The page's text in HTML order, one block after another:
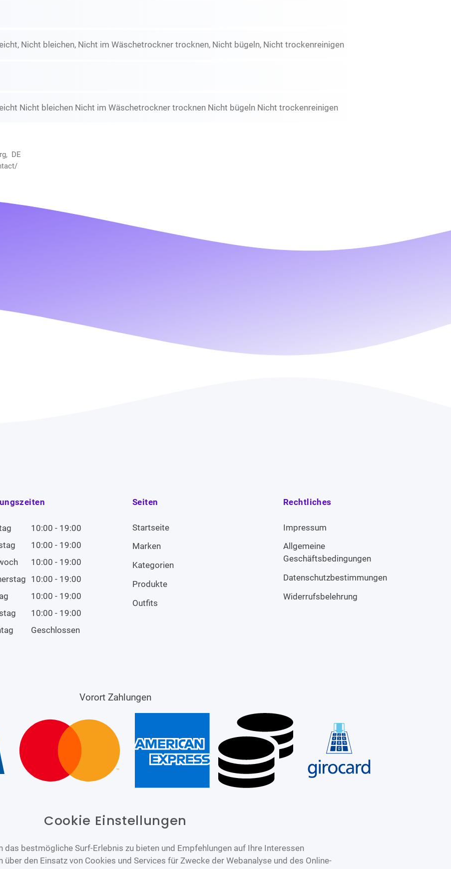
Nicht bleichen, Nicht im Wäschetrockner trocknen, Nicht bügeln, Nicht trockenreinigen
Nicht bleichen Nicht im Wäschetrockner trocknen Nicht bügeln Nicht trockenreinigen
DE
10:00 - 19:00
10:00 - 19:00
10:00 - 19:00
10:00 - 19:00
10:00 - 19:00
10:00 - 19:00
Geschlossen
Seiten
Startseite
Marken
Kategorien
Produkte
Outfits
Rechtliches
Impressum
Allgemeine
Geschäftsbedingungen
Datenschutzbestimmungen
Widerrufsbelehrung
Vorort Zahlungen
Cookie Einstellungen
das bestmögliche Surf-Erlebnis zu bieten und Empfehlungen auf Ihre Interessen
den Einsatz von Cookies und Services für Zwecke der Webanalyse und des Online-